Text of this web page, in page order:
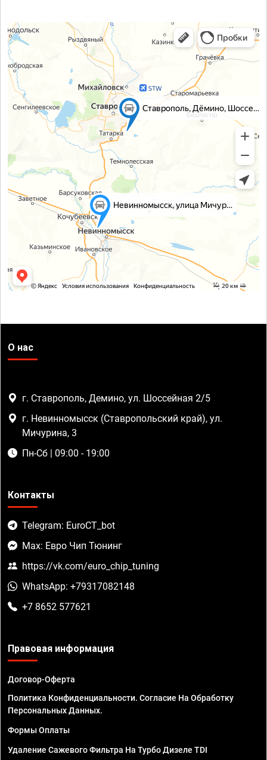
О нас
г. Ставрополь, Демино, ул. Шоссейная 2/5
г. Невинномысск (Ставропольский край), ул.
Мичурина, 3
Пн-Сб | 09:00 - 19:00
Контакты
Telegram: EuroCT_bot
Max: Евро Чип Тюнинг
https://vk.com/euro_chip_tuning
WhatsApp: +79317082148
+7 8652 577621
Правовая информация
Договор-Оферта
Политика Конфиденциальности. Согласие На Обработку
Персональных Данных.
Формы Оплаты
Удаление Сажевого Фильтра На Турбо Дизеле TDI